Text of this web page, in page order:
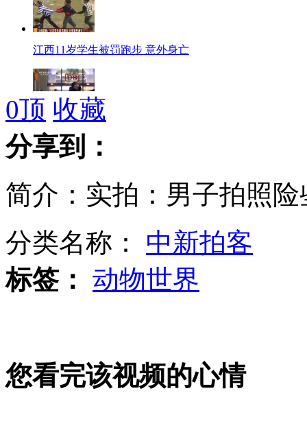
江西11岁学生被罚跑步 意外身亡
德国：将全面升级高铁信息娱乐平台
朝决定实行"经济建设和核武力建设并行路线"
"京19条"落地 房产中介顿时冷清
针扎女乘客嫌犯落网称希望姑娘看他
0顶 收藏
分享到：
简介：实拍：男子拍照
分类名称： 中新拍客
标签： 动物世界
您看完该视频的心情